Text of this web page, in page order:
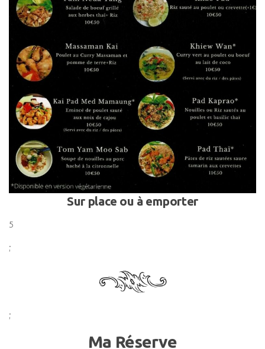
Sur place ou à emporter
5
;
;
Ma Réserve